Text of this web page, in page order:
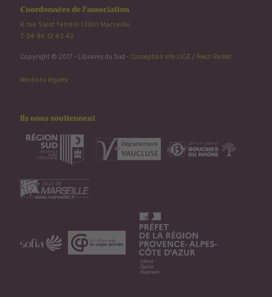
Coordonnées de l'association
4 rue Saint Ferréol 13001 Marseille
T. 04 96 12 43 42
Copyright © 2017 - Libraires du Sud - Conception site LIGE/ Fewzi Raffed
Mentions légales
Ils nous soutiennent